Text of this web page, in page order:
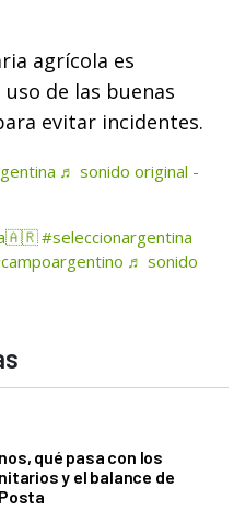
agrícola es
de las buenas
evitar incidentes.
♬ sonido original -
#seleccionargentina
♬ sonido
qué pasa con los
y el balance de